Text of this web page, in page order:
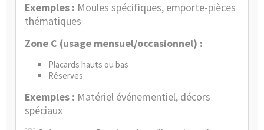
Exemples : Moules spécifiques, emporte-pièces
thématiques
Zone C (usage mensuel/occasionnel) :
Placards hauts ou bas
Réserves
Exemples : Matériel événementiel, décors
spéciaux